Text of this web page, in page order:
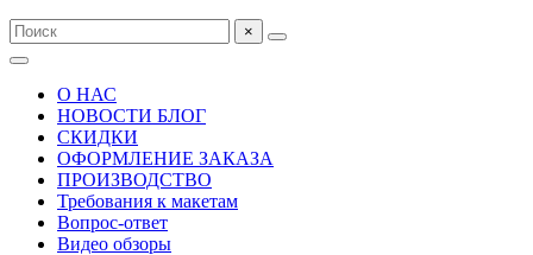
×
О НАС
НОВОСТИ БЛОГ
СКИДКИ
ОФОРМЛЕНИЕ ЗАКАЗА
ПРОИЗВОДСТВО
Требования к макетам
Вопрос-ответ
Видео обзоры